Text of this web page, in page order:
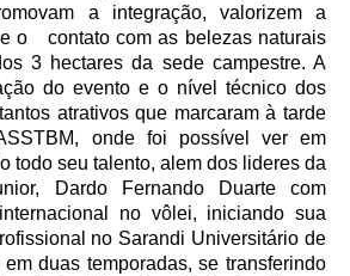
a integração, valorizem a
o
contato com as belezas naturais
3 hectares da sede campestre. A
do evento e o nível técnico dos
atrativos que marcaram à tarde
onde foi possível ver em
todo seu talento, alem dos lideres da
Dardo Fernando Duarte com
no vôlei, iniciando sua
no Sarandi Universitário de
duas temporadas, se transferindo